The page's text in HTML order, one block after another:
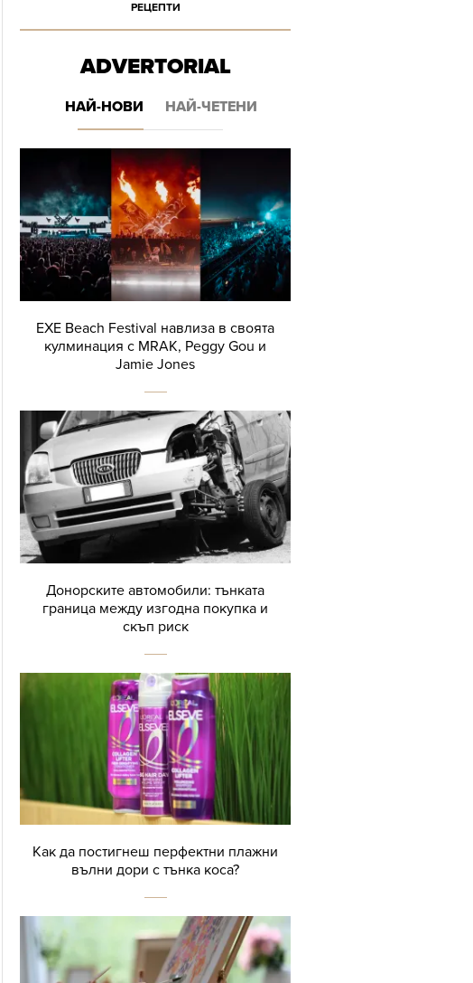
РЕЦЕПТИ
ADVERTORIAL
НАЙ-НОВИ НАЙ-ЧЕТЕНИ
EXE Beach Festival навлиза в своята
кулминация с MRAK, Peggy Gou и
Jamie Jones
Донорските автомобили: тънката
граница между изгодна покупка и
скъп риск
Как да постигнеш перфектни плажни
вълни дори с тънка коса?